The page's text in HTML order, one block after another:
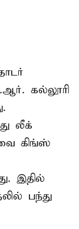
கல்லூரி
லீக்
கிங்ஸ்
இதில்
பந்து